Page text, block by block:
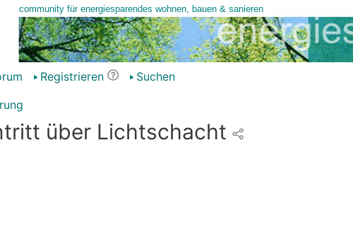
Registrieren
Suchen
über Lichtschacht